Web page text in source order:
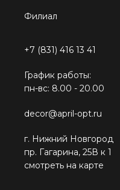
Филиал
+7 (831) 416 13 41
График работы:
пн-вс: 8.00 - 20.00
decor@april-opt.ru
г. Нижний Новгород
пр. Гагарина, 25В к 1
смотреть на карте